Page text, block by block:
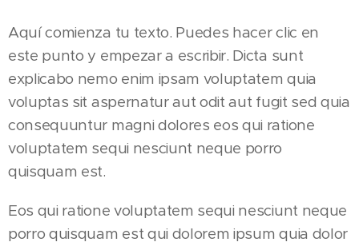
Aquí comienza tu texto. Puedes hacer clic en
este punto y empezar a escribir. Dicta sunt
explicabo nemo enim ipsam voluptatem quia
voluptas sit aspernatur aut odit aut fugit sed quia
consequuntur magni dolores eos qui ratione
voluptatem sequi nesciunt neque porro
quisquam est.
Eos qui ratione voluptatem sequi nesciunt neque
porro quisquam est qui dolorem ipsum quia dolor